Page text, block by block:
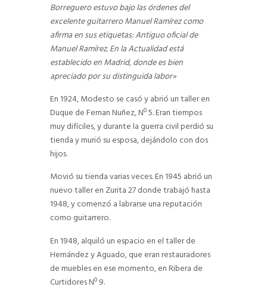
Borreguero estuvo bajo las órdenes del
excelente guitarrero Manuel Ramírez como
afirma en sus etiquetas: Antiguo oficial de
Manuel Ramírez. En la Actualidad está
establecido en Madrid, donde es bien
apreciado por su distinguida labor»
En 1924, Modesto se casó y abrió un taller en
Duque de Fernan Nuñez, Nº 5. Eran tiempos
muy difíciles, y durante la guerra civil perdió su
tienda y murió su esposa, dejándolo con dos
hijos.
Movió su tienda varias veces. En 1945 abrió un
nuevo taller en Zurita 27 donde trabajó hasta
1948, y comenzó a labrarse una reputación
como guitarrero.
En 1948, alquiló un espacio en el taller de
Hernández y Aguado, que eran restauradores
de muebles en ese momento, en Ribera de
Curtidores Nº 9.